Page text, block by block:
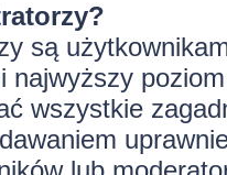
są
najwyższy
wszystkie